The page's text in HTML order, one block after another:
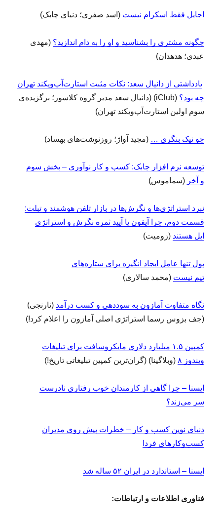
اجایل فقط اسکرام نیست (اسد صفری؛ دنیای چابک)
چگونه مشتری را بشناسید و او را به دام اندازید؟ (مهدی
عبدی؛ هدهدان)
یادداشتی از دانیال سعد: نکات مثبت استارت‌آپ‌ویکند تهران
چه بود؟
(iClub) (دانیال سعد مدیر گروه کلاسور؛ برگزیده‌ی
سوم اولین استارت‌آپ‌ویکند تهران)
چو نیک بنگری … (مجید آواژ؛ روزنوشت‌های بهساد)
توسعه نرم افزار چابک: کسب و کار نوآوری – بخش سوم
و آخر (سماموس)
نبرد استراتژی‌ها و نگرش‌ها در بازار تلفن هوشمند و تبلت:
قسمت دوم، چرا آیفون یا آیپد ثمره نگرش و استراتژی
اپل هستند (زومیت)
پول تنها عامل ایجاد انگیزه برای ستاره‌های
تیم نیست (محمد سالاری)
نگاه متفاوت آمازون به سوددهی و کسب درآمد (نارنجی)
(جف بزوس رسما استراتژی اصلی آمازون را اعلام کرد!)
کمپین ۱.۵ میلیارد دلاری مایکروسافت برای تبلیغات
ویندوز ۸
(وبلاگینا) (گران‌ترین کمپین تبلیغاتی تاریخ!)
ایسنا – چرا گاهی از کارمندان خوب رفتاری نادرست
سر می‌زند؟
دنیای نوین کسب و کار – خطرات پیش روی مدیران
کسب‌وکارهای فردا
ایسنا – استاندارد در ایران ۵۲ ساله شد
فناوری اطلاعات و ارتباطات: